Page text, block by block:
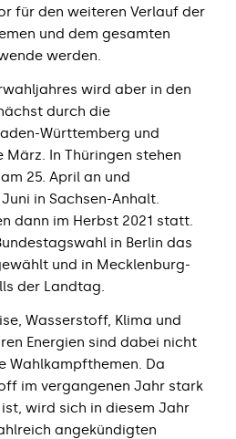
für den weiteren Verlauf der
und dem gesamten
werden.
wird aber in den
durch die
Württemberg und
In Thüringen stehen
25. April an und
in Sachsen-Anhalt.
dann im Herbst 2021 statt.
in Berlin das
und in Mecklenburg-
der Landtag.
Wasserstoff, Klima und
Energien sind dabei nicht
Wahlkampfthemen. Da
im vergangenen Jahr stark
wird sich in diesem Jahr
angekündigten